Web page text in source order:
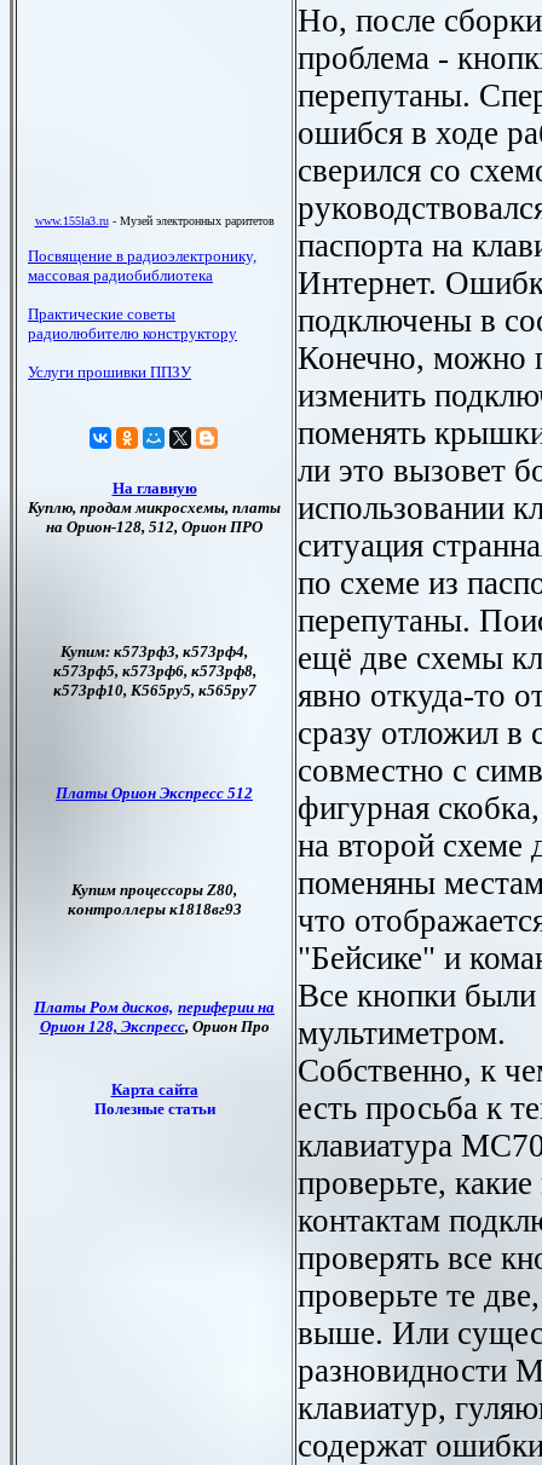
Но, после
проблема -
перепутаны.
ошибся в ходе
сверился со
паспорта на
Интернет.
подключены в
Конечно, можно
изменить
поменять
ли это вызовет
использовании
ситуация
по схеме из
перепутаны.
ещё две схемы
явно откуда-то
сразу отложил в
совместно с
фигурная
на второй схеме
поменяны
что
"Бейсике" и
Все кнопки
мультиметром.
Собственно, к
есть просьба к
клавиатура
проверьте,
контактам
проверять все
проверьте те
выше. Или
разновидности
клавиатур,
содержат